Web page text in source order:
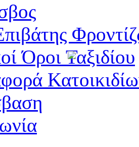
Όροι Ταξιδίου